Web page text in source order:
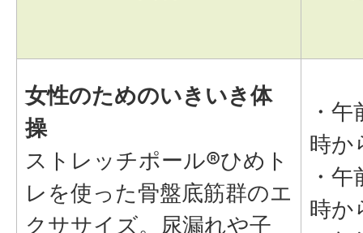
女性のためのいきいき体
操
ストレッチポール®ひめト
レを使った骨盤底筋群のエ
クササイズ。尿漏れや子
・
時か
・午
時か